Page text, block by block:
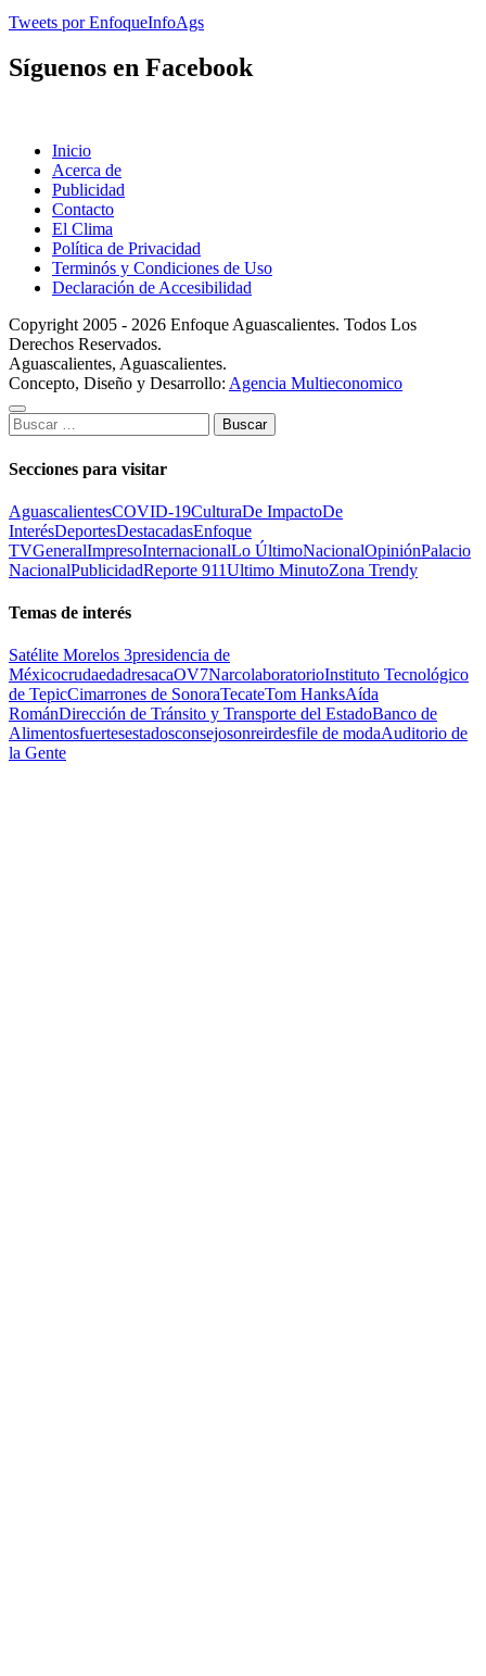
Tweets por EnfoqueInfoAgs
Síguenos en Facebook
Inicio
Acerca de
Publicidad
Contacto
El Clima
Política de Privacidad
Terminós y Condiciones de Uso
Declaración de Accesibilidad
Copyright 2005 - 2026 Enfoque Aguascalientes. Todos Los
Derechos Reservados.
Aguascalientes, Aguascalientes.
Concepto, Diseño y Desarrollo: Agencia Multieconomico
Buscar:
Secciones para visitar
AguascalientesCOVID-19CulturaDe ImpactoDe
InterésDeportesDestacadasEnfoque
TVGeneralImpresoInternacionalLo ÚltimoNacionalOpiniónPalacio
NacionalPublicidadReporte 911Ultimo MinutoZona Trendy
Temas de interés
Satélite Morelos 3presidencia de
MéxicocrudaedadresacaOV7NarcolaboratorioInstituto Tecnológico
de TepicCimarrones de SonoraTecateTom HanksAída
RománDirección de Tránsito y Transporte del EstadoBanco de
Alimentosfuertesestadosconsejosonreirdesfile de modaAuditorio de
la Gente